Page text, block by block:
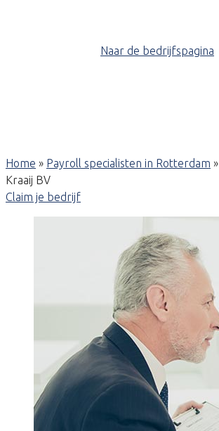
Naar de bedrijfspagina
Home » Payroll specialisten in Rotterdam »
Kraaij BV
Claim je bedrijf